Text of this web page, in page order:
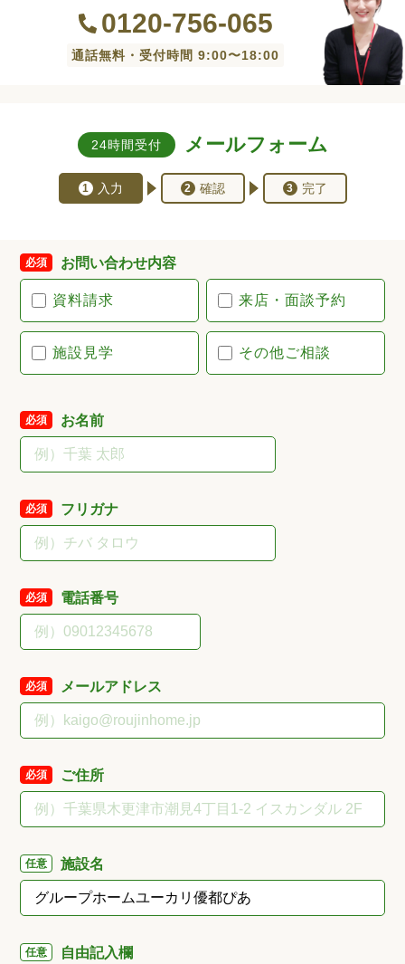
0120-756-065
通話無料・受付時間 9:00〜18:00
24時間受付 メールフォーム
1 入力 2 確認 3 完了
必須 お問い合わせ内容
資料請求 来店・面談予約
施設見学 その他ご相談
必須 お名前
必須 フリガナ
必須 電話番号
必須 メールアドレス
必須 ご住所
任意 施設名
任意 自由記入欄